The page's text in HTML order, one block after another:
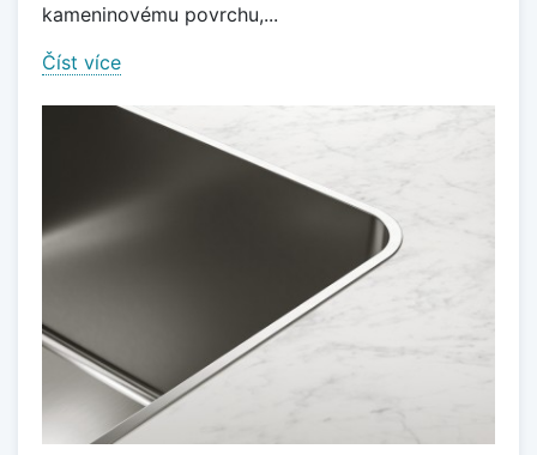
kameninovému povrchu,...
Číst více